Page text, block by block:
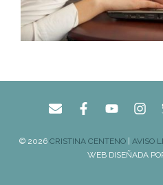
© 2026 CRISTINA CENTENO| AVISO
WEB DISEÑADA